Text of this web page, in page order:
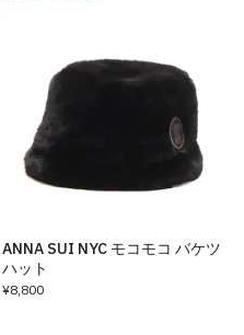
ANNA SUI NYC モコモコ バケツ
ハット
¥8,800